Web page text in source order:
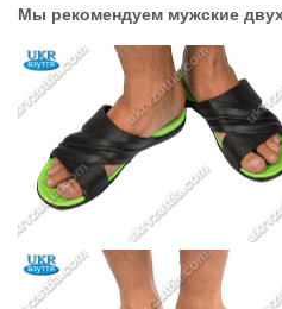
Мы рекомендуем мужские